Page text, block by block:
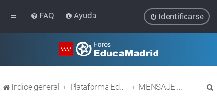
FAQ Ayuda Identificarse
Índice general Plataforma Educativa EducaMadrid MENSAJE DE BIENVENIDA AL NUEVO FORO